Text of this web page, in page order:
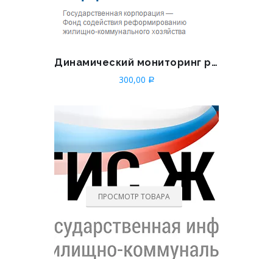
Динамический мониторинг раскрытия информации
300,00 Р
ПРОСМОТР ТОВАРА